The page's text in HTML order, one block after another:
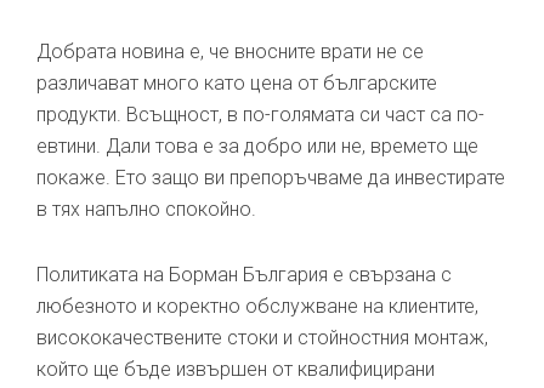
Добрата новина е, че вносните врати не се
различават много като цена от българските
продукти. Всъщност, в по-голямата си част са по-
евтини. Дали това е за добро или не, времето ще
покаже. Ето защо ви препоръчваме да инвестирате
в тях напълно спокойно.
Политиката на Борман България е свързана с
любезното и коректно обслужване на клиентите,
висококачествените стоки и стойностния монтаж,
който ще бъде извършен от квалифицирани